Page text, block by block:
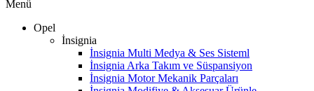
Menü
Opel
İnsignia
İnsignia Multi Medya & Ses Sisteml
İnsignia Arka Takım ve Süspansiyon
İnsignia Motor Mekanik Parçaları